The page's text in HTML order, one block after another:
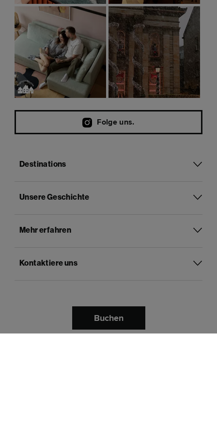
Folge uns.
Destinations
Unsere Geschichte
Mehr erfahren
Kontaktiere uns
Sprache:Deutsch
Buchen